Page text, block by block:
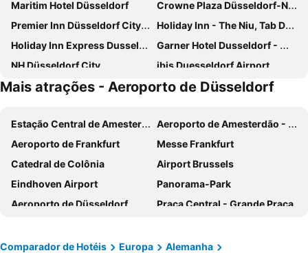
Maritim Hotel Düsseldorf
Crowne Plaza Düsseldorf-Neuss by IHG
Premier Inn Düsseldorf City Friedrichstadt
Holiday Inn - The Niu, Tab Dusseldorf Main Station By Ihg
Holiday Inn Express Dusseldorf - City North By Ihg
Garner Hotel Dusseldorf - Main Station By Ihg
NH Düsseldorf City
ibis Duesseldorf Airport
Hilton Dusseldorf
H2 Hotel Düsseldorf City
INNSiDE Düsseldorf Seestern
Holiday Inn - The Niu, Hub Dusseldorf Messe By Ihg
Hotel Krefelder Hof
Hotel Domo
Holiday Inn Dusseldorf City Toulouser All. By Ihg
Maritim Grafschaft Schmallenberg
Leonardo Hotel Düsseldorf Airport - Ratingen
H2 Hotel Düsseldorf Seestern
Novotel Düsseldorf City West
Hotel Ambassador Duesseldorf
Hotel Am Park
Sheraton Duesseldorf Airport Hotel
Mais atrações - Aeroporto de Düsseldorf
Estação Central de Amesterdão
Aeroporto de Amesterdão - Schiphol
Aeroporto de Frankfurt
Messe Frankfurt
Catedral de Colônia
Airport Brussels
Eindhoven Airport
Panorama-Park
Aeroporto de Düsseldorf
Praça Central - Grande Praça
Jordaan
Amsterdam Centraal Metro Station
Comparador de Hotéis Europa
Alemanha